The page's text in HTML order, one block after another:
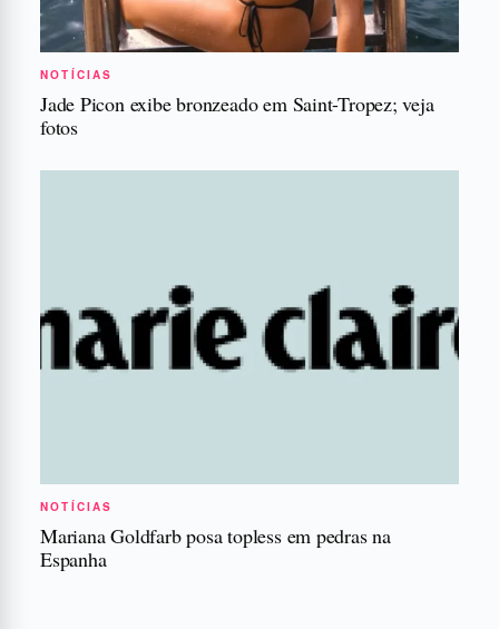
NOTÍCIAS
Jade Picon exibe bronzeado em Saint-Tropez; veja
fotos
NOTÍCIAS
Mariana Goldfarb posa topless em pedras na
Espanha